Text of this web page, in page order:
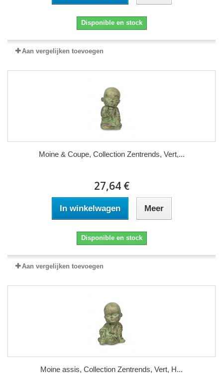
Disponible en stock
Aan vergelijken toevoegen
Moine & Coupe, Collection Zentrends, Vert,...
27,64 €
In winkelwagen Meer
Disponible en stock
Aan vergelijken toevoegen
Moine assis, Collection Zentrends, Vert, H...